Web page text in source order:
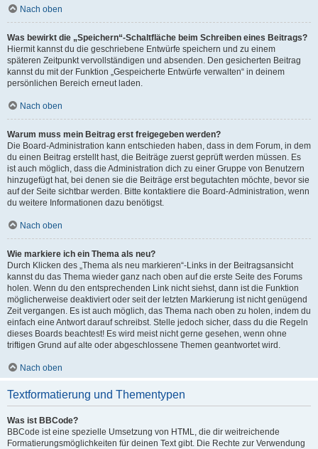
Nach oben
Was bewirkt die „Speichern“-Schaltfläche beim Schreiben eines Beitrags?
Hiermit kannst du die geschriebene Entwürfe speichern und zu einem
späteren Zeitpunkt vervollständigen und absenden. Den gesicherten Beitrag
kannst du mit der Funktion „Gespeicherte Entwürfe verwalten“ in deinem
persönlichen Bereich erneut laden.
Nach oben
Warum muss mein Beitrag erst freigegeben werden?
Die Board-Administration kann entschieden haben, dass in dem Forum, in dem
du einen Beitrag erstellt hast, die Beiträge zuerst geprüft werden müssen. Es
ist auch möglich, dass die Administration dich zu einer Gruppe von Benutzern
hinzugefügt hat, bei denen sie die Beiträge erst begutachten möchte, bevor sie
auf der Seite sichtbar werden. Bitte kontaktiere die Board-Administration, wenn
du weitere Informationen dazu benötigst.
Nach oben
Wie markiere ich ein Thema als neu?
Durch Klicken des „Thema als neu markieren“-Links in der Beitragsansicht
kannst du das Thema wieder ganz nach oben auf die erste Seite des Forums
holen. Wenn du den entsprechenden Link nicht siehst, dann ist die Funktion
möglicherweise deaktiviert oder seit der letzten Markierung ist nicht genügend
Zeit vergangen. Es ist auch möglich, das Thema nach oben zu holen, indem du
einfach eine Antwort darauf schreibst. Stelle jedoch sicher, dass du die Regeln
dieses Boards beachtest! Es wird meist nicht gerne gesehen, wenn ohne
triftigen Grund auf alte oder abgeschlossene Themen geantwortet wird.
Nach oben
Textformatierung und Thementypen
Was ist BBCode?
BBCode ist eine spezielle Umsetzung von HTML, die dir weitreichende
Formatierungsmöglichkeiten für deinen Text gibt. Die Rechte zur Verwendung